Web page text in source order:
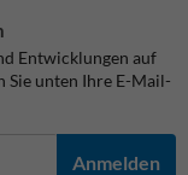
Entwicklungen auf
Sie unten Ihre E-Mail-
Anmelden